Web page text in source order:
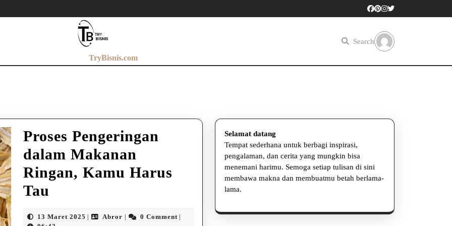
TryBisnis.com
Search
Proses Pengeringan
dalam Makanan
Ringan, Kamu Harus
Tau
13 Maret 2025 13
Abror Abror0 Comment
Selamat datang
Tempat sederhana untuk berbagi inspirasi,
pengalaman, dan cerita yang mungkin bisa
menemani harimu. Semoga setiap tulisan di sini
membawa makna dan membuatmu betah berlama-
lama.